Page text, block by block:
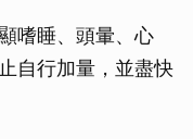
嗜睡、頭暈、心
自行加量，並盡快